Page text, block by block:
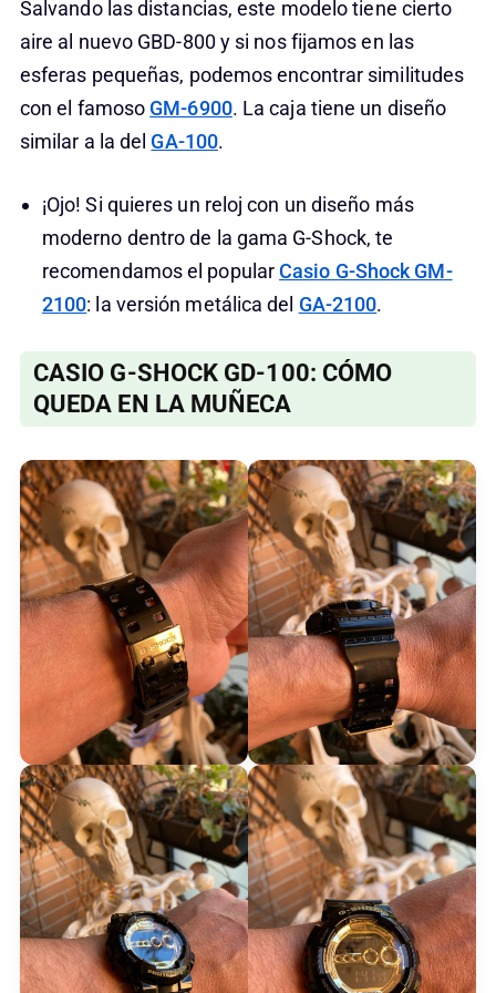
Salvando las distancias, este modelo tiene cierto
aire al nuevo GBD-800 y si nos fijamos en las
esferas pequeñas, podemos encontrar similitudes
con el famoso GM-6900. La caja tiene un diseño
similar a la del GA-100.
¡Ojo! Si quieres un reloj con un diseño más
moderno dentro de la gama G-Shock, te
recomendamos el popularCasio G-Shock GM-
2100: la versión metálica del GA-2100.
CASIO G-SHOCK GD-100: CÓMO
QUEDA EN LA MUÑECA